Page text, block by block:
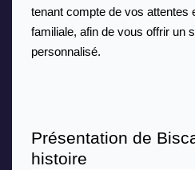
tenant compte de vos attentes
familiale, afin de vous offrir un
personnalisé.
Présentation de
histoire